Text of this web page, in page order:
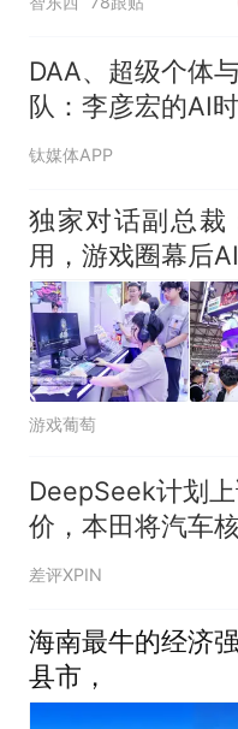
DAA、超级个体
队：李彦宏的AI
论
钛媒体APP
独家对话副总裁
用，游戏圈幕后
游戏葡萄
DeepSeek计划
价，本田将汽车
开发外包给印度，
不会依赖AI蒸馏
就是今天的其他
差评XPIN
海南最牛的经济
县市，